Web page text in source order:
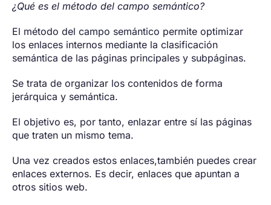
¿Qué es el método del campo semántico?
El método del campo semántico permite optimizar
los enlaces internos mediante la clasificación
semántica de las páginas principales y subpáginas.
Se trata de organizar los contenidos de forma
jerárquica y semántica.
El objetivo es, por tanto, enlazar entre sí las páginas
que traten un mismo tema.
Una vez creados estos enlaces,también puedes crear
enlaces externos. Es decir, enlaces que apuntan a
otros sitios web.